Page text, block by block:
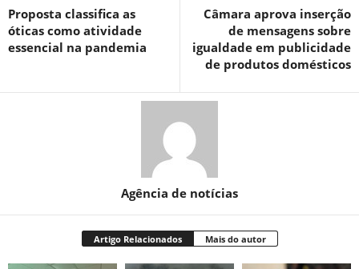
Proposta classifica as
óticas como atividade
essencial na pandemia
Câmara aprova inserção
de mensagens sobre
igualdade em publicidade
de produtos domésticos
Agência de notícias
Artigo Relacionados Mais do autor